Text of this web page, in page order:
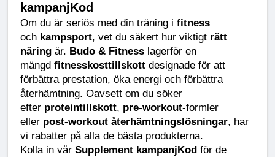
kampanjKod
Om du är seriös med din träning i fitness
och kampsport, vet du säkert hur viktigt rätt
näring är. Budo & Fitness lagerför en
mängd fitnesskosttillskott designade för att
förbättra prestation, öka energi och förbättra
återhämtning. Oavsett om du söker
efter proteintillskott, pre-workout-formler
eller post-workout återhämtningslösningar, har
vi rabatter på alla de bästa produkterna.
Kolla in vår Supplement kampanjKod för de